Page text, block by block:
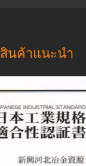
สินค้าแนะนำ